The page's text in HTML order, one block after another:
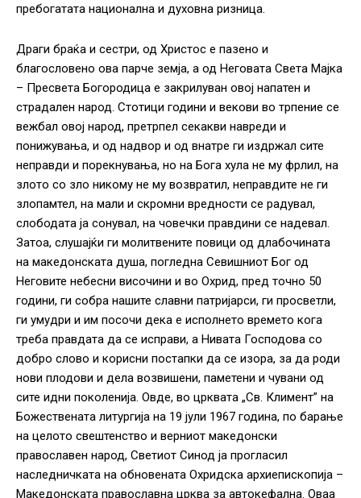
пребогатата национална и духовна ризница.
Драги браќа и сестри, од Христос е пазено и
благословено ова парче земја, а од Неговата Света Мајка
– Пресвета Богородица е закрилуван овој напатен и
страдален народ. Стотици години и векови во трпение се
вежбал овој народ, претрпел секакви навреди и
понижувања, и од надвор и од внатре ги издржал сите
неправди и порекнувања, но на Бога хула не му фрлил, на
злото со зло никому не му возвратил, неправдите не ги
злопамтел, на мали и скромни вредности се радувал,
слободата ја сонувал, на човечки правдини се надевал.
Затоа, слушајќи ги молитвените повици од длабочината
на македонската душа, погледна Севишниот Бог од
Неговите небесни височини и во Охрид, пред точно 50
години, ги собра нашите славни патријарси, ги просветли,
ги умудри и им посочи дека е исполнето времето кога
треба правдата да се исправи, а Нивата Господова со
добро слово и корисни постапки да се изора, за да роди
нови плодови и дела возвишени, паметени и чувани од
сите идни поколенија. Овде, во црквата „Св. Климент” на
Божествената литургија на 19 јули 1967 година, по барање
на целото свештенство и верниот македонски
православен народ, Светиот Синод ја прогласил
наследничката на обновената Охридска архиепископија –
Македонската православна црква за автокефална. Оваа